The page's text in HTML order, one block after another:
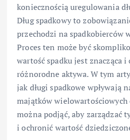
koniecznością uregulowania
Dług spadkowy to
przechodzi na spadkobierców
Proces ten może być
wartość spadku jest znacząca
różnorodne aktywa. W tym
jak długi spadkowe wpływają
majątków wielowartościowych
można podjąć, aby zarządzać
i ochronić wartość